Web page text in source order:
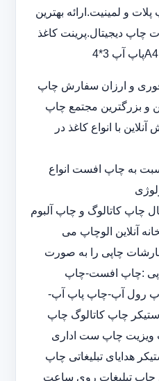
و لمینیت.ارائه بهترین
چاپ دیجیتال.پرینت کاغذ
و ارزان سفارش چاپ
و بزرگترین مجتمع چاپ
با انواع کاغذ در
به چاپ افست انواع
چاپ کاتالوگ و چاپ آلبوم
آنلاین الوچاپ می
چاپی را به صورت
چاپی :چاپ افست-چاپ
کاتالوگ 5 رنگ-چاپ رول آپ-چاپ پاپ آپ-
چاپ کاتالوگ چاپ
ویزیت چاپ ست اداری
هدایای تبلیغاتی چاپ
چاپ تبلیغات روی ساعت